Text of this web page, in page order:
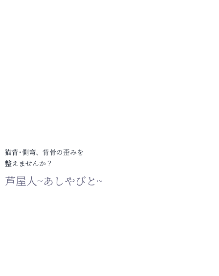
猫背･側弯、背骨の歪みを
整えませんか？
芦屋人~あしやびと~